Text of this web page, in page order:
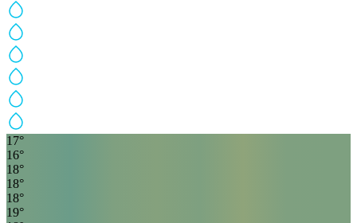
17°
16°
18°
18°
18°
19°